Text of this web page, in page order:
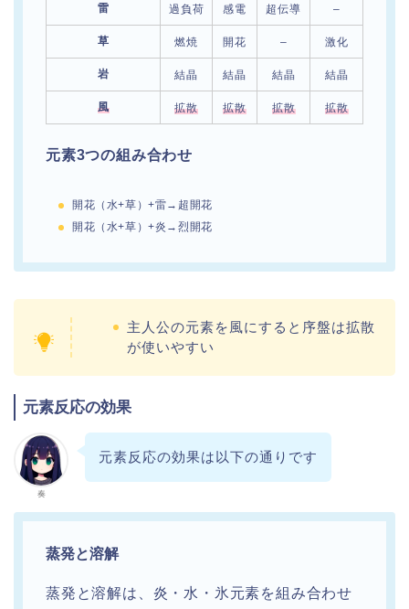
雷 過負荷 感電 超伝導 –
草 燃焼 開花 – 激化
岩 結晶 結晶 結晶 結晶
風 拡散 拡散 拡散 拡散
元素3つの組み合わせ
開花（水+草）+雷→ 超開花
開花（水+草）+炎→烈開花
主人公の元素を風にすると序盤は拡散
が使いやすい
元素反応の効果
奏
元素反応の効果は以下の通りです
蒸発と溶解
蒸発と溶解は、炎・水・氷元素を組み合わせ